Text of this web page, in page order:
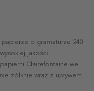
o gramaturze 240
jakości
Clairefontaine we
żółknie wraz z upływem